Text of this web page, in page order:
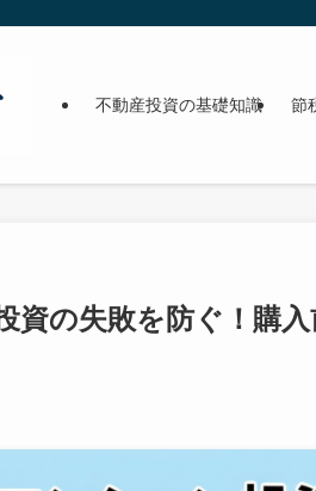
不動産投資の基礎知識 節
資の失敗を防ぐ！購